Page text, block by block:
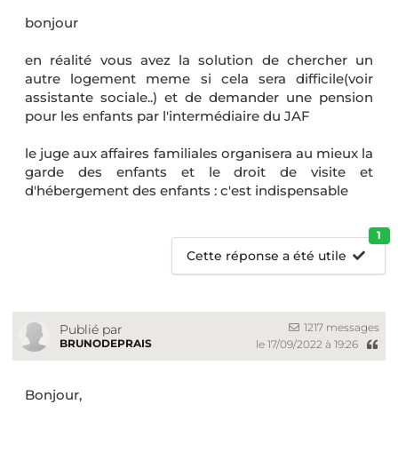
bonjour
en réalité vous avez la solution de chercher un
autre logement meme si cela sera difficile(voir
assistante sociale..) et de demander une pension
pour les enfants par l'intermédiaire du JAF
le juge aux affaires familiales organisera au mieux la
garde des enfants et le droit de visite et
d'hébergement des enfants : c'est indispensable
Cette réponse a été utile
1
Publié par
BRUNODEPRAIS
1217 messages
le 17/09/2022 à 19:26
Bonjour,